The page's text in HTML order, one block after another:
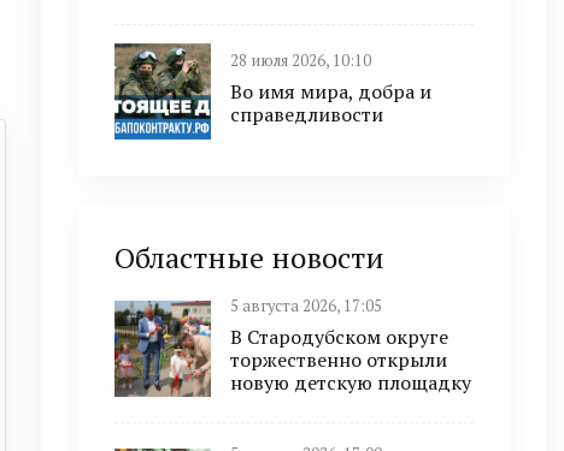
28 июля 2026, 10:10
Во имя мира, добра и
справедливости
Областные новости
5 августа 2026, 17:05
В Стародубском округе
торжественно открыли
новую детскую площадку